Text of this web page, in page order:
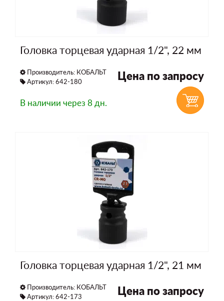
Головка торцевая ударная 1/2", 22 мм
Производитель: КОБАЛЬТ
Артикул: 642-180
Цена по запросу
В наличии через 8 дн.
Головка торцевая ударная 1/2", 21 мм
Производитель: КОБАЛЬТ
Артикул: 642-173
Цена по запросу